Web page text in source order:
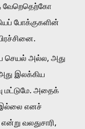
வேறெதெற்கோ
போக்குகளின்
செயல் அல்ல, அது
இலக்கிய
மட்டுமே. அதைக்
இல்லை எனச்
வலதுசாரி,